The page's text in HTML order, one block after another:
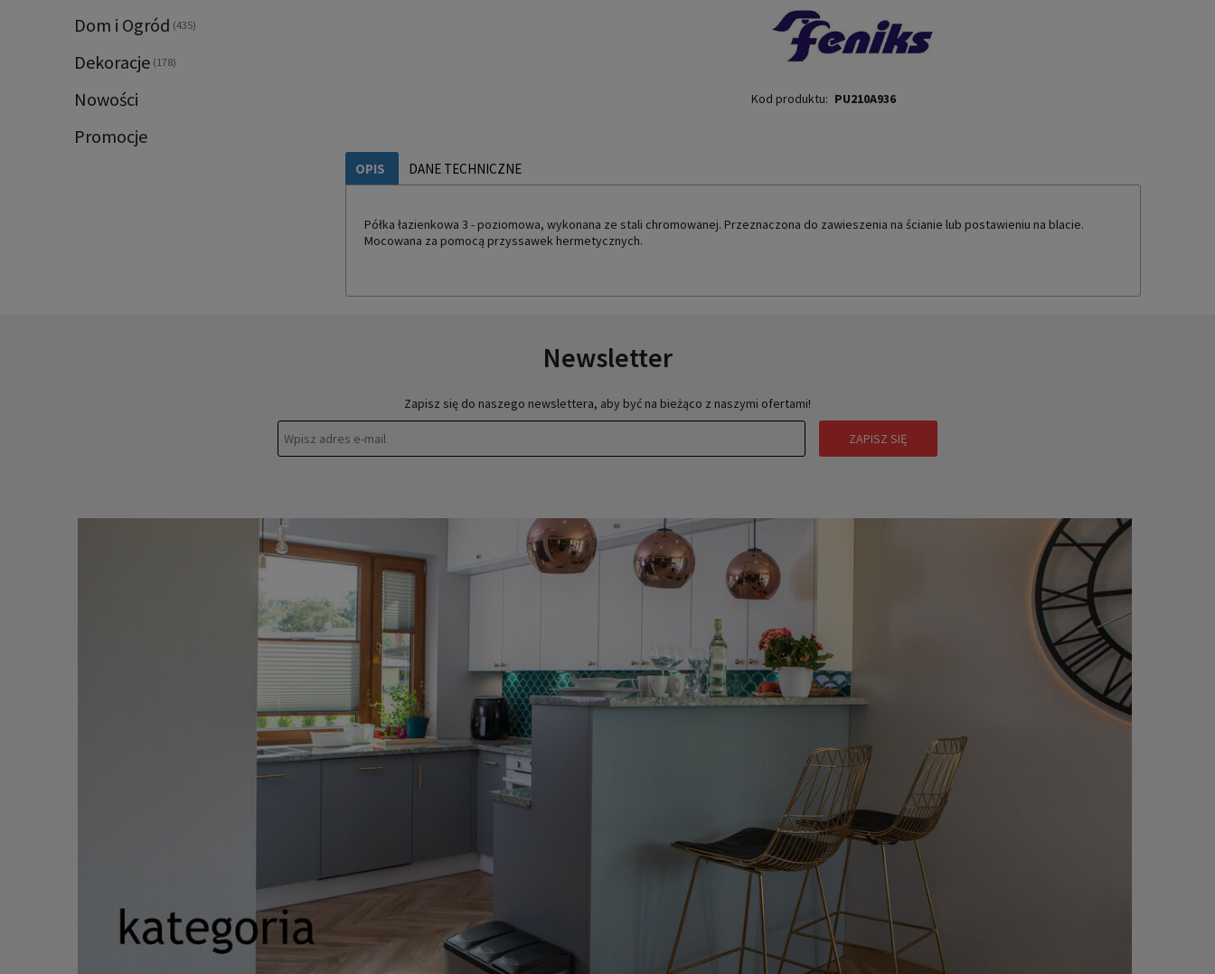
Dom i Ogród (435)
Dekoracje (178)
Nowości
Promocje
Kod produktu: PU210A936
OPIS DANE TECHNICZNE
Półka łazienkowa 3 - poziomowa, wykonana ze stali chromowanej. Przeznaczona do zawieszenia na ścianie lub postawieniu na blacie.
Mocowana za pomocą przyssawek hermetycznych.
Newsletter
Zapisz się do naszego newslettera, aby być na bieżąco z naszymi ofertami!
ZAPISZ SIĘ